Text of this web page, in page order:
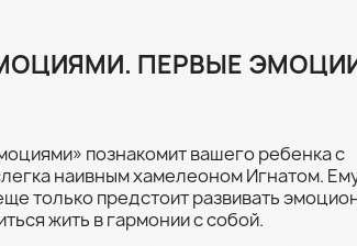
ПЕРВЫЕ
познакомит вашего ребенка с
наивным хамелеоном Игнатом.
только предстоит развивать
жить в гармонии с собой.